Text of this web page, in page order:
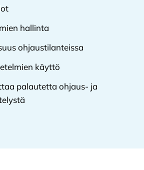
hallinta
ohjaustilanteissa
käyttö
palautetta ohjaus- ja